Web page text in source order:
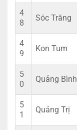
4
8
Sóc Trăng
4
9
Kon Tum
5
0
Quảng Bình
5
1
Quảng Trị